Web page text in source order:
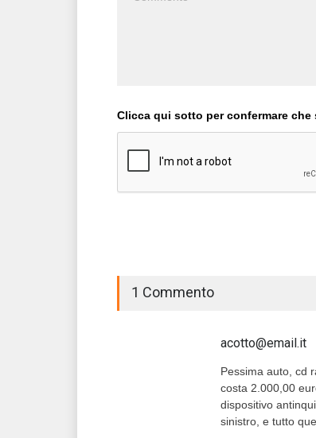
Clicca qui sotto per confermare che
1 Commento
acotto@email.it
Pessima auto, cd
costa 2.000,00
dispositivo
sinistro, e tutto